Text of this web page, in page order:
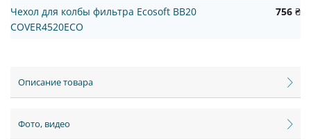
Чехол для колбы фильтра Ecosoft BB20
COVER4520ECO
756 ₴
Описание товара
Фото, видео